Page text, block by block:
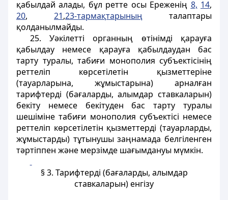
қабылдай алады, бұл ретте осы Ереженiң 8, 14,
20, 21,23-тармақтарының талаптары
қолданылмайды.
25. Уәкілеттi органның өтiнімдi қарауға
қабылдау немесе қарауға қабылдаудан бас
тарту туралы, табиғи монополия субъектiсінің
реттелiп көрсетілетін қызметтеріне
(тауарларына, жұмыстарына) арналған
тарифтерді (бағаларды, алымдар ставкаларын)
бекіту немесе бекітуден бас тарту туралы
шешімiне табиғи монополия субъектiсi немесе
реттеліп көрсетілетін қызметтерді (тауарларды,
жұмыстарды) тұтынушы заңнамада белгiленген
тәртіппен және мерзiмде шағымдануы мүмкiн.
§ 3. Тарифтерді (бағаларды, алымдар
ставкаларын) енгізу